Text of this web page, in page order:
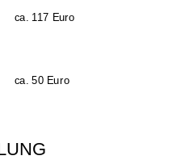
ca. 117 Euro
ca. 50 Euro